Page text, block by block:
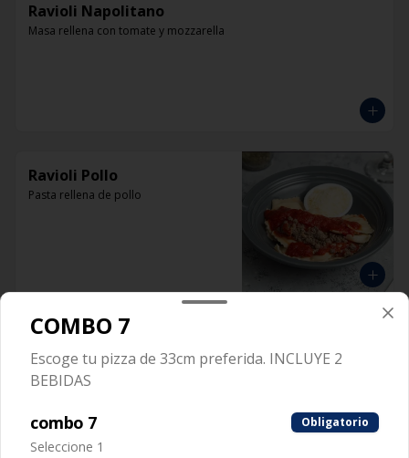
Ravioli Napolitano
Masa rellena con tomate y mozzarella
Ravioli Pollo
Pasta rellena de pollo
Raviolón De Jaiba
Pasta rellena con carne de jaiba
COMBO 7
Escoge tu pizza de 33cm preferida. INCLUYE 2
BEBIDAS
combo 7 Obligatorio
Seleccione 1